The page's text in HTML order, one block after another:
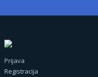
Prijava
Registracija